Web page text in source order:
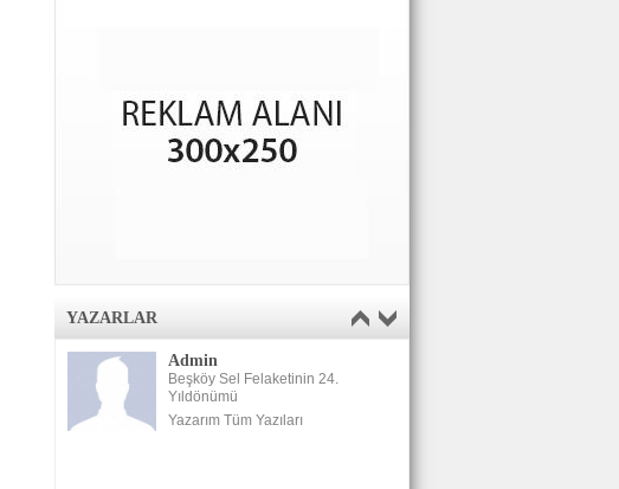
YAZARLAR
Admin
Beşköy Sel Felaketinin 24.
Yıldönümü
Yazarım Tüm Yazıları